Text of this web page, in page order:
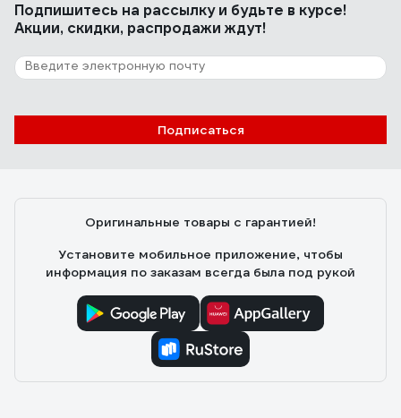
8 отзывов
Отзыв о бите Felo Industrial PH 2X25
Подпишитесь на рассылкуи будьте в курсе!
Акции, скидки, распродажи ждут!
Подписаться
Оригинальные товары с гарантией!
Установите мобильное приложение, чтобы
информация по заказам всегда была под рукой